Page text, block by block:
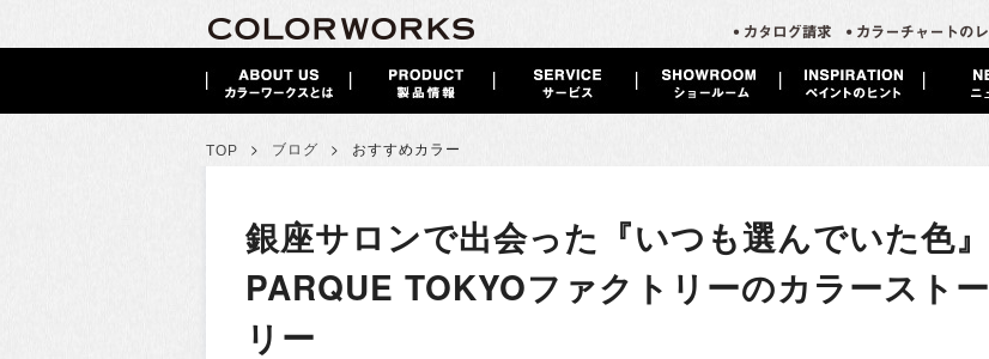
TOP > ブログ > おすすめカラー
銀座サロンで出会った『いつも選んでいた色』
PARQUE TOKYOファクトリーのカラーストー
リー